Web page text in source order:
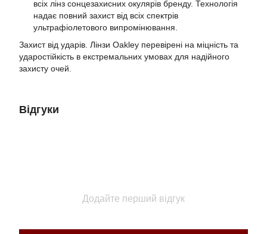
всіх лінз сонцезахисних окулярів бренду. Технологія
надає повний захист від всіх спектрів
ультрафіолетового випромінювання.
Захист від ударів. Лінзи Oakley перевірені на міцність та
ударостійкість в екстремальних умовах для надійного
захисту очей.
Відгуки
Додайте перший відгук